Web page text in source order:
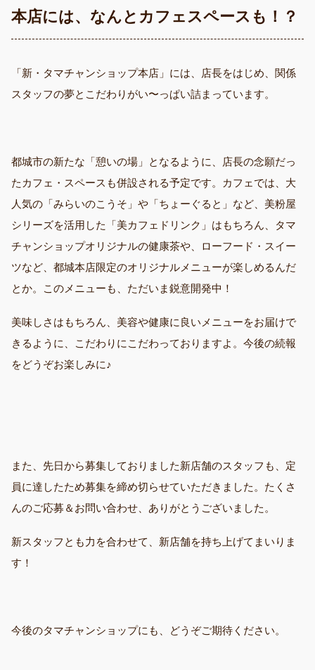
本店には、なんとカフェスペースも！？
「新・タマチャンショップ本店」には、店長をはじめ、関係
スタッフの夢とこだわりがい〜っぱい詰まっています。
都城市の新たな「憩いの場」となるように、店長の念願だっ
たカフェ・スペースも併設される予定です。カフェでは、大
人気の「みらいのこうそ」や「ちょーぐると」など、美粉屋
シリーズを活用した「美カフェドリンク」はもちろん、タマ
チャンショップオリジナルの健康茶や、ローフード・スイー
ツなど、都城本店限定のオリジナルメニューが楽しめるんだ
とか。このメニューも、ただいま鋭意開発中！
美味しさはもちろん、美容や健康に良いメニューをお届けで
きるように、こだわりにこだわっておりますよ。今後の続報
をどうぞお楽しみに♪
また、先日から募集しておりました新店舗のスタッフも、定
員に達したため募集を締め切らせていただきました。たくさ
んのご応募＆お問い合わせ、ありがとうございました。
新スタッフとも力を合わせて、新店舗を持ち上げてまいりま
す！
今後のタマチャンショップにも、どうぞご期待ください。